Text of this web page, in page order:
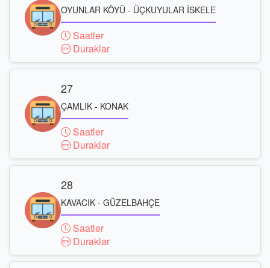
OYUNLAR KÖYÜ - ÜÇKUYULAR İSKELE
Saatler
Duraklar
27
ÇAMLIK - KONAK
Saatler
Duraklar
28
KAVACIK - GÜZELBAHÇE
Saatler
Duraklar